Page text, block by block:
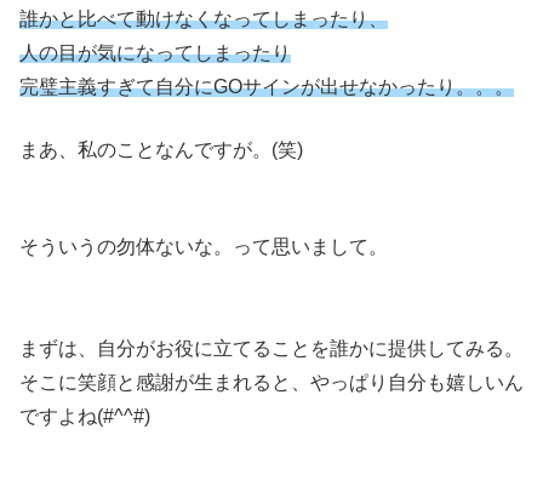
誰かと比べて動けなくなってしまったり、
人の目が気になってしまったり
完璧主義すぎて自分にGOサインが出せなかったり。。。
まあ、私のことなんですが。(笑)
そういうの勿体ないな。って思いまして。
まずは、自分がお役に立てることを誰かに提供してみる。
そこに笑顔と感謝が生まれると、やっぱり自分も嬉しいん
ですよね(#^^#)